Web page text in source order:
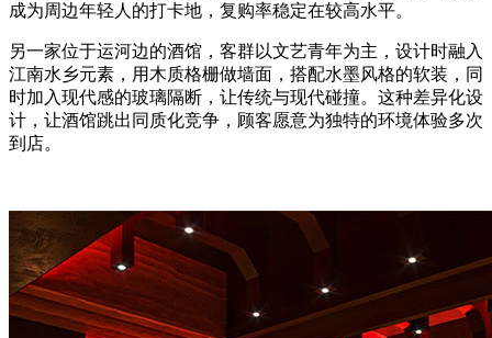
成为周边年轻人的打卡地，复购率稳定在较高水平。
另一家位于运河边的酒馆，客群以文艺青年为主，设计时融入
江南水乡元素，用木质格栅做墙面，搭配水墨风格的软装，同
时加入现代感的玻璃隔断，让传统与现代碰撞。这种差异化设
计，让酒馆跳出同质化竞争，顾客愿意为独特的环境体验多次
到店。